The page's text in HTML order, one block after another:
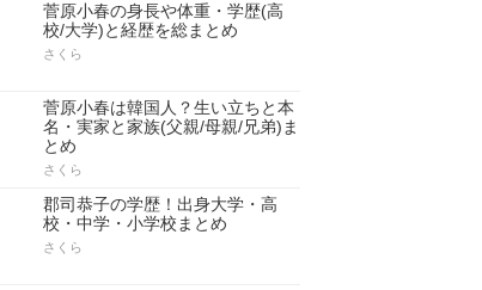
菅原小春の身長や体重・学歴(高
校/大学)と経歴を総まとめ
さくら
菅原小春は韓国人？生い立ちと本
名・実家と家族(父親/母親/兄弟)ま
とめ
さくら
郡司恭子の学歴！出身大学・高
校・中学・小学校まとめ
さくら